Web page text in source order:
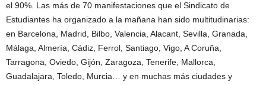
el 90%. Las más de 70 manifestaciones que el Sindicato de
Estudiantes ha organizado a la mañana han sido multitudinarias:
en Barcelona, Madrid, Bilbo, Valencia, Alacant, Sevilla, Granada,
Málaga, Almería, Cádiz, Ferrol, Santiago, Vigo, A Coruña,
Tarragona, Oviedo, Gijón, Zaragoza, Tenerife, Mallorca,
Guadalajara, Toledo, Murcia… y en muchas más ciudades y